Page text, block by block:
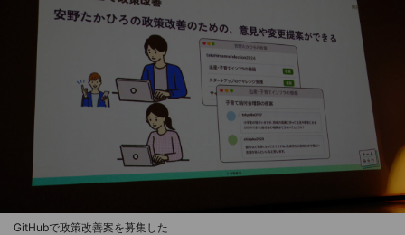
GitHubで政策改善案を募集した